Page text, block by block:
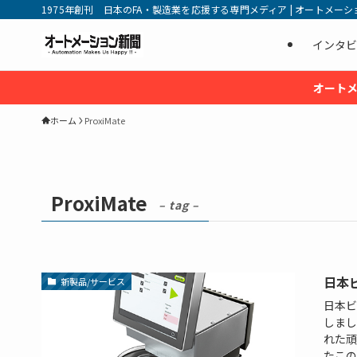
1975年創刊 日本のFA・製造業を応援する専門メディア | オートメー
インタ
オート
ホーム ProxiMate
ProxiMate – tag –
新製品/サービス 日本
日本
しま
れた